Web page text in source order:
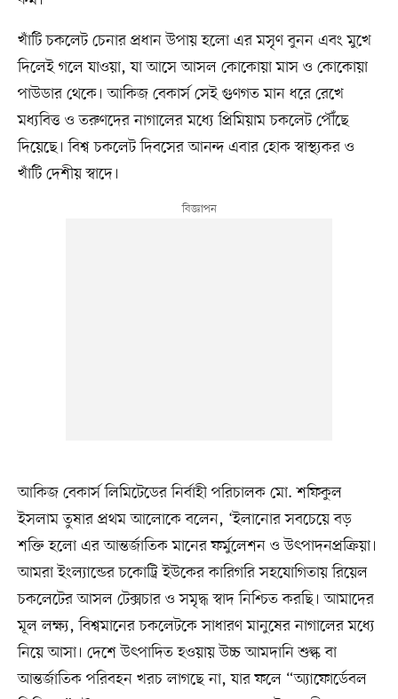
খাঁটি চকলেট চেনার প্রধান উপায় হলো এর মসৃণ বুনন এবং মুখে
দিলেই গলে যাওয়া, যা আসে আসল কোকোয়া মাস ও কোকোয়া
পাউডার থেকে। আকিজ বেকার্স সেই গুণগত মান ধরে রেখে
মধ্যবিত্ত ও তরুণদের নাগালের মধ্যে প্রিমিয়াম চকলেট পৌঁছে
দিয়েছে। বিশ্ব চকলেট দিবসের আনন্দ এবার হোক স্বাস্থ্যকর ও
খাঁটি দেশীয় স্বাদে।
আকিজ বেকার্স লিমিটেডের নির্বাহী পরিচালক মো. শফিকুল
ইসলাম তুষার প্রথম আলোকে বলেন, ‘ইলানোর সবচেয়ে বড়
শক্তি হলো এর আন্তর্জাতিক মানের ফর্মুলেশন ও উৎপাদনপ্রক্রিয়া।
আমরা ইংল্যান্ডের চকোট্রি ইউকের কারিগরি সহযোগিতায় রিয়েল
চকলেটের আসল টেক্সচার ও সমৃদ্ধ স্বাদ নিশ্চিত করছি। আমাদের
মূল লক্ষ্য, বিশ্বমানের চকলেটকে সাধারণ মানুষের নাগালের মধ্যে
নিয়ে আসা। দেশে উৎপাদিত হওয়ায় উচ্চ আমদানি শুল্ক বা
আন্তর্জাতিক পরিবহন খরচ লাগছে না, যার ফলে “অ্যাফোর্ডেবল